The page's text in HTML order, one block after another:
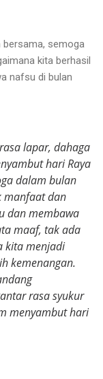
bersama, semoga
kita berhasil
nafsu di bulan
lapar, dahaga
hari Raya
dalam bulan
manfaat dan
dan membawa
maaf, tak ada
kita menjadi
kemenangan.
rasa syukur
menyambut hari